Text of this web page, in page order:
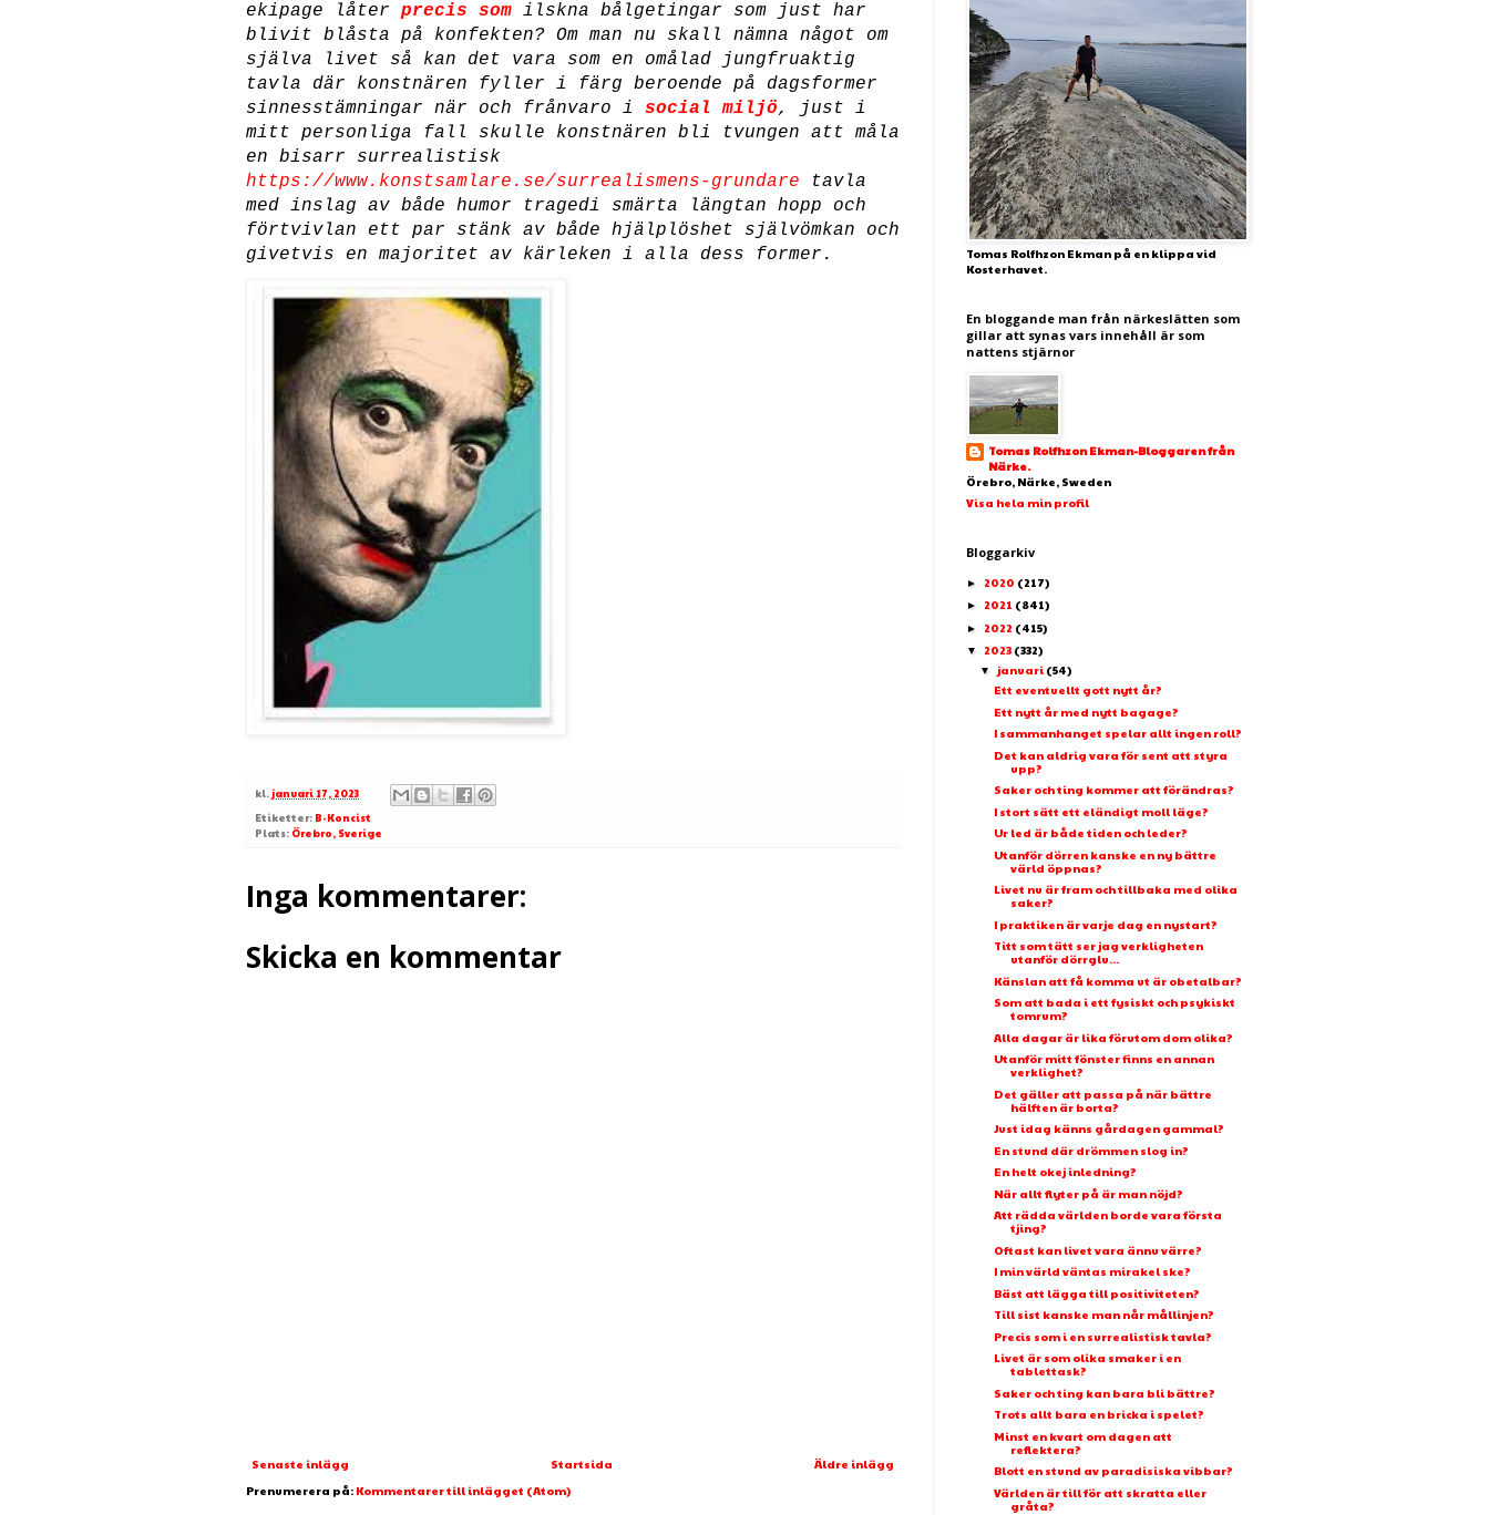
ekipage låter precis som ilskna bålgetingar som just har
blivit blåsta på konfekten? Om man nu skall nämna något om
själva livet så kan det vara som en omålad jungfruaktig
tavla där konstnären fyller i färg beroende på dagsformer
sinnesstämningar när och frånvaro i social miljö, just i
mitt personliga fall skulle konstnären bli tvungen att måla
en bisarr surrealistisk
https://www.konstsamlare.se/surrealismens-grundare tavla
med inslag av både humor tragedi smärta längtan hopp och
förtvivlan ett par stänk av både hjälplöshet självömkan och
givetvis en majoritet av kärleken i alla dess former.
kl. januari 17, 2023
Etiketter: B-Koncist
Plats: Örebro, Sverige
Inga kommentarer:
Skicka en kommentar
Senaste inlägg Äldre inlägg
Startsida
Prenumerera på: Kommentarer till inlägget (Atom)
Tomas Rolfhzon Ekman på en klippa vid
Kosterhavet.
En bloggande man från närkeslätten som
gillar att synas vars innehåll är som
nattens stjärnor
Tomas Rolfhzon Ekman-Bloggaren från
Närke.
Örebro, Närke, Sweden
Visa hela min profil
Bloggarkiv
► 2020 (217)
► 2021 (841)
► 2022 (415)
▼ 2023 (332)
▼ januari (54)
Ett eventuellt gott nytt år?
Ett nytt år med nytt bagage?
I sammanhanget spelar allt ingen roll?
Det kan aldrig vara för sent att styra
upp?
Saker och ting kommer att förändras?
I stort sätt ett eländigt moll läge?
Ur led är både tiden och leder?
Utanför dörren kanske en ny bättre
värld öppnas?
Livet nu är fram och tillbaka med olika
saker?
I praktiken är varje dag en nystart?
Titt som tätt ser jag verkligheten
utanför dörrglu...
Känslan att få komma ut är obetalbar?
Som att bada i ett fysiskt och psykiskt
tomrum?
Alla dagar är lika förutom dom olika?
Utanför mitt fönster finns en annan
verklighet?
Det gäller att passa på när bättre
hälften är borta?
Just idag känns gårdagen gammal?
En stund där drömmen slog in?
En helt okej inledning?
När allt flyter på är man nöjd?
Att rädda världen borde vara första
tjing?
Oftast kan livet vara ännu värre?
I min värld väntas mirakel ske?
Bäst att lägga till positiviteten?
Till sist kanske man når mållinjen?
Precis som i en surrealistisk tavla?
Livet är som olika smaker i en
tablettask?
Saker och ting kan bara bli bättre?
Trots allt bara en bricka i spelet?
Minst en kvart om dagen att
reflektera?
Blott en stund av paradisiska vibbar?
Världen är till för att skratta eller
gråta?